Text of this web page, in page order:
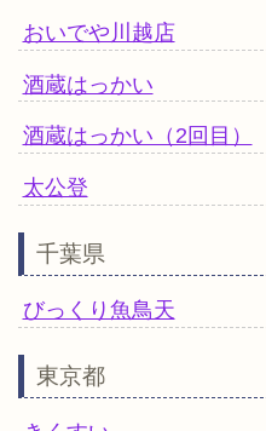
おいでや川越店
酒蔵はっかい
酒蔵はっかい（2回目）
太公登
千葉県
びっくり魚鳥天
東京都